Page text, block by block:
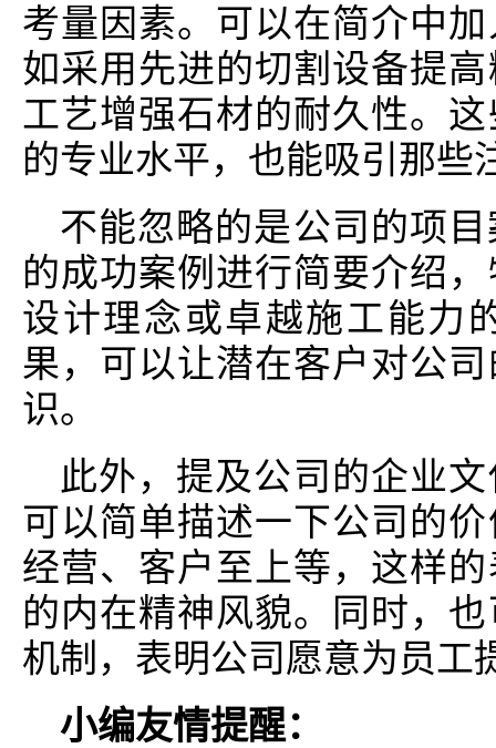
考量因素。可以在简介中
如采用先进的切割设备提
工艺增强石材的耐久性。
的专业水平，也能吸引那些
不能忽略的是公司的项
的成功案例进行简要介绍
设计理念或卓越施工能力
果，可以让潜在客户对公
识。
此外，提及公司的企业
可以简单描述一下公司的
经营、客户至上等，这样
的内在精神风貌。同时，
机制，表明公司愿意为员工
小编友情提醒：